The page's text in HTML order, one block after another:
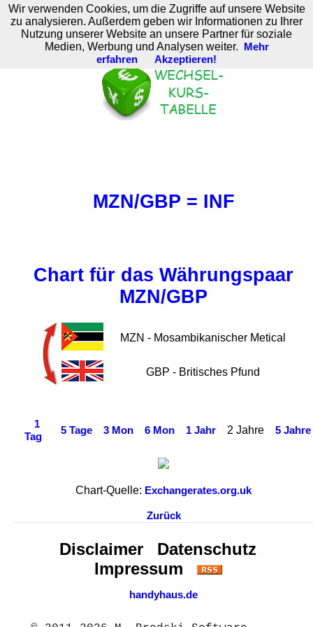
M. Brodski Software
MZN/GBP = INF
Chart für das Währungspaar
MZN/GBP
MZN - Mosambikanischer Metical
GBP - Britisches Pfund
1
Tag
5 Tage 3 Mon 6 Mon 1 Jahr 2 Jahre 5 Jahre
Chart-Quelle: Exchangerates.org.uk
Zurück
Disclaimer
Datenschutz
Impressum
handyhaus.de
Wir verwenden Cookies, um die Zugriffe auf unsere Website
zu analysieren. Außerdem geben wir Informationen zu Ihrer
Nutzung unserer Website an unsere Partner für soziale
Medien, Werbung und Analysen weiter.
Mehr
erfahren
Akzeptieren!